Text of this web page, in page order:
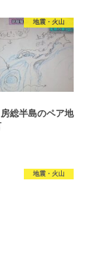
地震・火山
総半島のペア地
地震・火山